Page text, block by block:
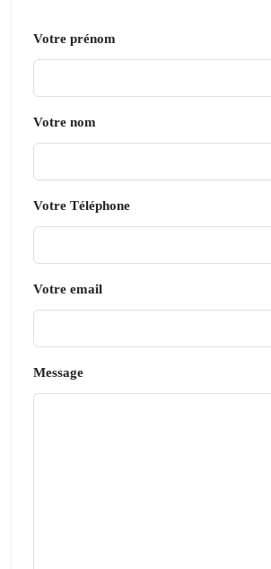
Votre prénom
Votre nom
Votre Téléphone
Votre email
Message